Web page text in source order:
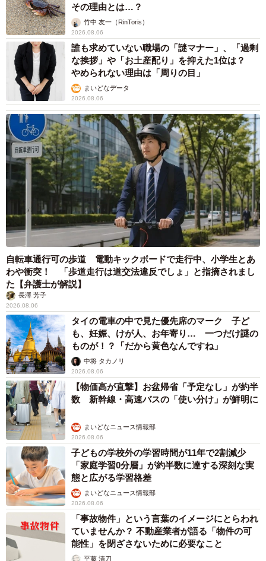
その理由とは…？
竹中 友一（RinToris）
2026.08.06
誰も求めていない職場の「謎マナー」、「過剰
な挨拶」や「お土産配り」を抑えた1位は？
やめられない理由は「周りの目」
まいどなデータ
2026.08.06
自転車通行可の歩道 電動キックボードで走行中、小学生とあ
わや衝突！ 「歩道走行は道交法違反でしょ」と指摘されまし
た【弁護士が解説】
長澤 芳子
2026.08.06
タイの電車の中で見た優先席のマーク 子ど
も、妊娠、けが人、お年寄り… 一つだけ謎の
ものが！？「だから黄色なんですね」
中将 タカノリ
2026.08.06
【物価高が直撃】お盆帰省「予定なし」が約半
数 新幹線・高速バスの「使い分け」が鮮明に
まいどなニュース情報部
2026.08.06
子どもの学校外の学習時間が11年で2割減少
「家庭学習0分層」が約半数に達する深刻な実
態と広がる学習格差
まいどなニュース情報部
2026.08.06
「事故物件」という言葉のイメージにとらわれ
ていませんか？ 不動産業者が語る「物件の可
能性」を閉ざさないために必要なこと
平藤 清刀